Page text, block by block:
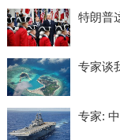
特朗普
专家谈
专家: